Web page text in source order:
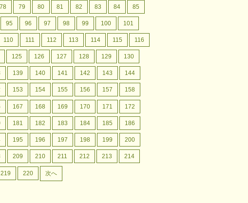
78 79 80 81 82 83 84 85
95 96 97 98 99 100 101
110 111 112 113 114 115 116
125 126 127 128 129 130
139 140 141 142 143 144
153 154 155 156 157 158
167 168 169 170 171 172
181 182 183 184 185 186
195 196 197 198 199 200
209 210 211 212 213 214
219 220 次へ